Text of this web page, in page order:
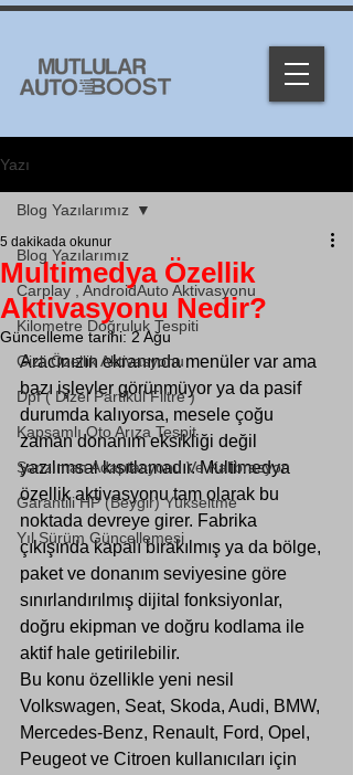
Yazı
Blog Yazılarımız
Carplay , AndroidAuto Aktivasyonu
Kilometre Doğruluk Tespiti
Gizli Özellik Aktivasyonu
Dpf ( Dizel Partikül Filtre )
Kapsamlı Oto Arıza Tespit
Şanzıman Adaptasyonu Ve Kalibrasyon
Garantili HP (Beygir) Yükseltme
Yıl Sürüm Güncellemesi
Blog Yazılarımız
Multimedya Özellik
Aktivasyonu Nedir?
5 dakikada okunur
Güncelleme tarihi:2 Ağu
Aracınızın ekranında menüler var ama
bazı işlevler görünmüyor ya da pasif
durumda kalıyorsa, mesele çoğu
zaman donanım eksikliği değil
yazılımsal kısıtlamadır. Multimedya
özellik aktivasyonu tam olarak bu
noktada devreye girer. Fabrika
çıkışında kapalı bırakılmış ya da bölge,
paket ve donanım seviyesine göre
sınırlandırılmış dijital fonksiyonlar,
doğru ekipman ve doğru kodlama ile
aktif hale getirilebilir.
Bu konu özellikle yeni nesil
Volkswagen, Seat, Skoda, Audi, BMW,
Mercedes-Benz, Renault, Ford, Opel,
Peugeot ve Citroen kullanıcıları için